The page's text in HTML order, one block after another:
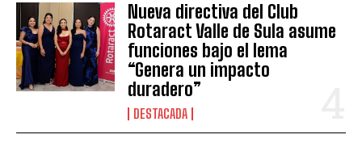
Nueva directiva del Club
Rotaract Valle de Sula asume
funciones bajo el lema
“Genera un impacto
duradero”
DESTACADA